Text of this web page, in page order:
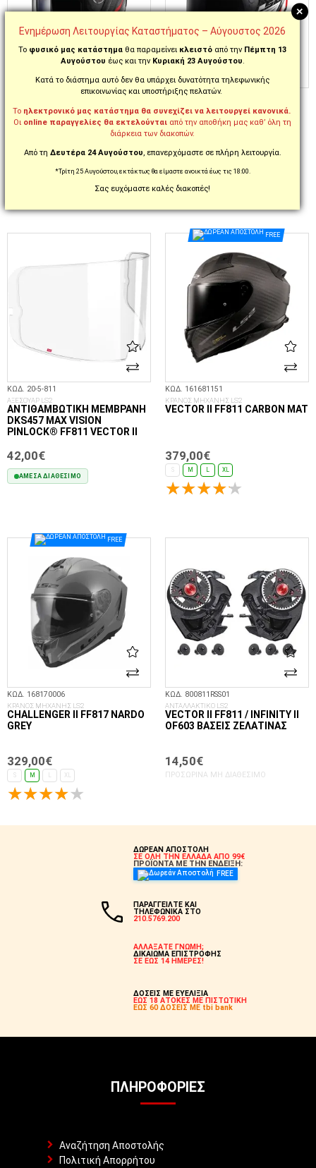
ΚΡΑΝΟΣ ΜΗΧΑΝΗΣ LS2
VECTOR II FF811 ALIZER
BLACK/RED
L XL XXL
ΚΩΔ. 48709869
VECTOR II FF811 CARBON
SAVAGE WHITE/RED/GREY
XS S M L XL
ΚΩΔ. 20-5-811
ΑΞΕΣΟΥΑΡ LS2
ΑΝΤΙΘΑΜΒΩΤΙΚΉ ΜΕΜΒΡΆΝΗ
DKS457 MAX VISION
PINLOCK® FF811 VECTOR II
42,00€
ΆΜΕΣΑ ΔΙΑΘΈΣΙΜΟ
FREE
ΚΩΔ. 161681151
ΚΡΑΝΟΣ ΜΗΧΑΝΗΣ LS2
VECTOR II FF811 CARBON MAT
379,00€
S M L XL
FREE
ΚΩΔ. 168170006
ΚΡΑΝΟΣ ΜΗΧΑΝΗΣ LS2
CHALLENGER II FF817 NARDO
GREY
329,00€
S M XL
ΚΩΔ. 800811RSS01
ΑΝΤΑΛΛΑΚΤΙΚΟ LS2
VECTOR II FF811 / INFINITY II
OF603 ΒΆΣΕΙΣ ΖΕΛΑΤΊΝΑΣ
14,50€
ΠΡΟΣΩΡΙΝΆ ΜΗ ΔΙΑΘΈΣΙΜΟ
ΔΩΡΕΑΝ ΑΠΟΣΤΟΛΗ
ΣΕ ΟΛΗ ΤΗΝ ΕΛΛΑΔΑ ΑΠΟ 99€
ΠΡΟΪΟΝΤΑ ΜΕ ΤΗΝ ΕΝΔΕΙΞΗ:
FREE
ΠΑΡΑΓΓΕΙΛΤΕ ΚΑΙ
ΤΗΛΕΦΩΝΙΚΑ ΣΤΟ
210.5769.200
ΑΛΛΑΞΑΤΕ ΓΝΩΜΗ;
ΔΙΚΑΙΩΜΑ ΕΠΙΣΤΡΟΦΗΣ
ΣΕ ΕΩΣ 14 ΗΜΕΡΕΣ!
ΔΟΣΕΙΣ ΜΕ ΕΥΕΛΙΞΙΑ
ΕΩΣ 18 ΑΤΟΚΕΣ ΜΕ ΠΙΣΤΩΤΙΚΗ
ΕΩΣ 60 ΔΟΣΕΙΣ ΜΕ tbi bank
ΠΛΗΡΟΦΟΡΊΕΣ
Αναζήτηση Αποστολής
Πολιτική Απορρήτου
+
Ενημέρωση Λειτουργίας Καταστήματος – Αύγουστος 2026
Το φυσικό μας κατάστημα θα παραμείνει κλειστό από την Πέμπτη 13
Αυγούστου έως και τηνΚυριακή 23 Αυγούστου.
Κατά το διάστημα αυτό δεν θα υπάρχει δυνατότητα τηλεφωνικής
επικοινωνίας και υποστήριξης πελατών.
Το ηλεκτρονικό μας κατάστημα θα συνεχίζει να λειτουργεί κανονικά.
Οι online παραγγελίες θα εκτελούνται από την αποθήκη μας καθ’ όλη τη
διάρκεια των διακοπών.
Από τη Δευτέρα 24 Αυγούστου, επανερχόμαστε σε πλήρη λειτουργία.
*Τρίτη 25 Αυγούστου, εκτάκτως θα είμαστε ανοικτά έως τις 18:00.
Σας ευχόμαστε καλές διακοπές!